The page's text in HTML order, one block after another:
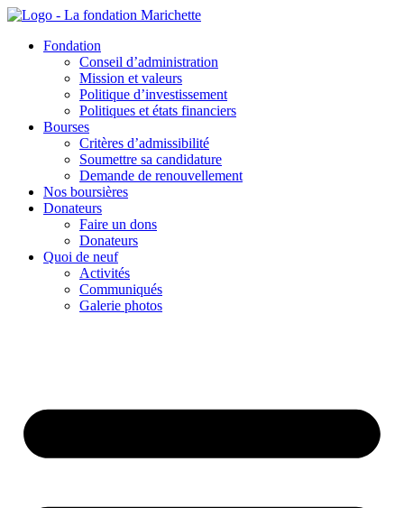
Aller
contenuFondation
Conseil d’administration
Mission et valeurs
Politique d’investissement
Politiques et états financiers
Bourses
Critères d’admissibilité
Soumettre sa candidature
Demande de renouvellement
Nos boursières
Donateurs
Faire un dons
Donateurs
Quoi de neuf
Activités
Communiqués
Galerie photos